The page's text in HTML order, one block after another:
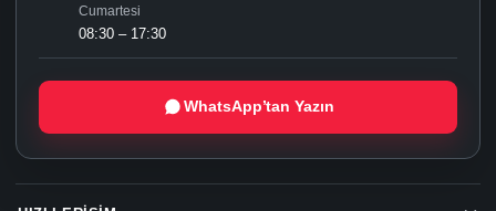
Cumartesi
08:30 – 17:30
WhatsApp’tan Yazın